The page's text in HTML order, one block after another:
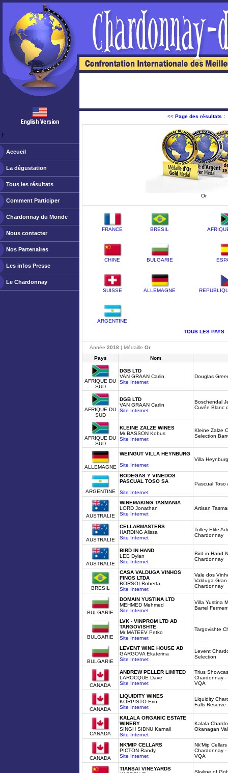
ￂﾠ
Accueil
La dégustation
Tous les résultats
Comment Participer
Chardonnay du Monde
Nous contacter
Nos Partenaires
Les infos Presse
Le Chardonnay
<< Page des résultats :
Or
FRANCE BRESIL
CHINE BULGARIE
SUISSE ALLEMAGNE
ARGENTINE
TOUS LES PAYS
Année 2018 | Médaille Or
Pays
Nom
AFRIQUE DU
SUD
DGB LTD
VAN GRAAN Carlin
Site Internet
Douglas
AFRIQUE DU
SUD
DGB LTD
VAN GRAAN Carlin
Site Internet
Boschendal
Cuvée Blanc
AFRIQUE DU
SUD
KLEINE ZALZE WINES
Mr BASSON Kobus
Site Internet
Kleine Zalze
Selection
ALLEMAGNE
WEINGUT VILLA HEYNBURG
Site Internet
Villa
ARGENTINE
BODEGAS Y VINEDOS
PASCUAL TOSO SA
Site Internet
Pascual Toso
AUSTRALIE
WINEMAKING TASMANIA
LORD Jonathan
Site Internet
Artisan
AUSTRALIE
CELLARMASTERS
HARDING Alissa
Site Internet
Tolley Elite
Chardonnay
AUSTRALIE
BIRD IN HAND
LEE Dylan
Site Internet
Bird in Hand
Chardonnay
BRESIL
CASA VALDUGA VINHOS
FINOS LTDA
BORSOI Roberta
Site Internet
Vale dos
Valduga
Chardonnay
BULGARIE
DOMAIN YUSTINA LTD
MEHMED Mehmed
Site Internet
Villa Yustina
Barrel
BULGARIE
LVK - VINPROM LTD AD
TARGOVISHTE
Mr MATEEV Petko
Site Internet
Targovishte
BULGARIE
LEVENT WINE HOUSE AD
GARGOVA Ekaterina
Site Internet
Levent
Selection
CANADA
ANDREW PELLER LIMITED
LAROCQUE Dave
Site Internet
Trius
Chardonnay
VQA
CANADA
LIQUIDITY WINES
KORPISTO Erin
Site Internet
Liquidity
Falls Reserve
CANADA
KALALA ORGANIC ESTATE
WINERY
SINGH SIDNU Karnail
Site Internet
Kalala
Okanagan
CANADA
NK'MIP CELLARS
PICTON Randy
Site Internet
Nk'Mip
Chardonnay -
VQA
TIANSAI VINEYARDS
Skyline of